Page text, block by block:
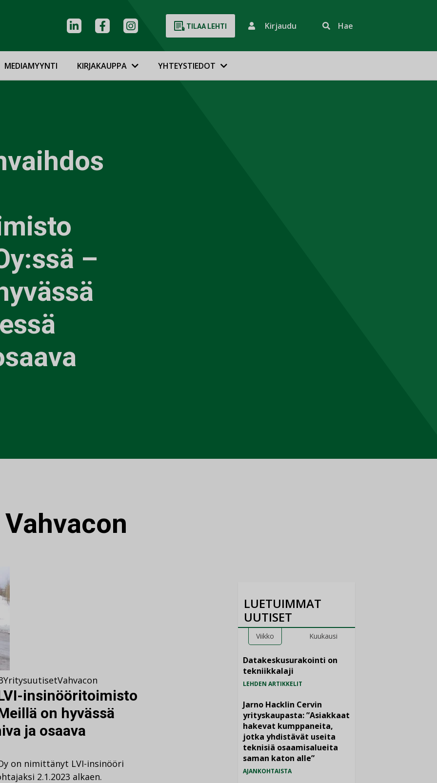
TILAA LEHTI Kirjaudu Hae
MEDIAMYYNTI KIRJAKAUPPA YHTEYSTIEDOT
–
Vahvacon
YritysuutisetVahvacon
insinööritoimisto
on hyvässä
ja osaava
on nimittänyt LVI-insinööri
2.1.2023 alkaen.
LUETUIMMAT
UUTISET
Viikko Kuukausi
Datakeskusurakointi on
tekniikkalaji
LEHDEN ARTIKKELIT
Jarno Hacklin Cervin
yrityskaupasta: ”Asiakkaat
hakevat kumppaneita,
jotka yhdistävät useita
teknisiä osaamisalueita
saman katon alle”
AJANKOHTAISTA